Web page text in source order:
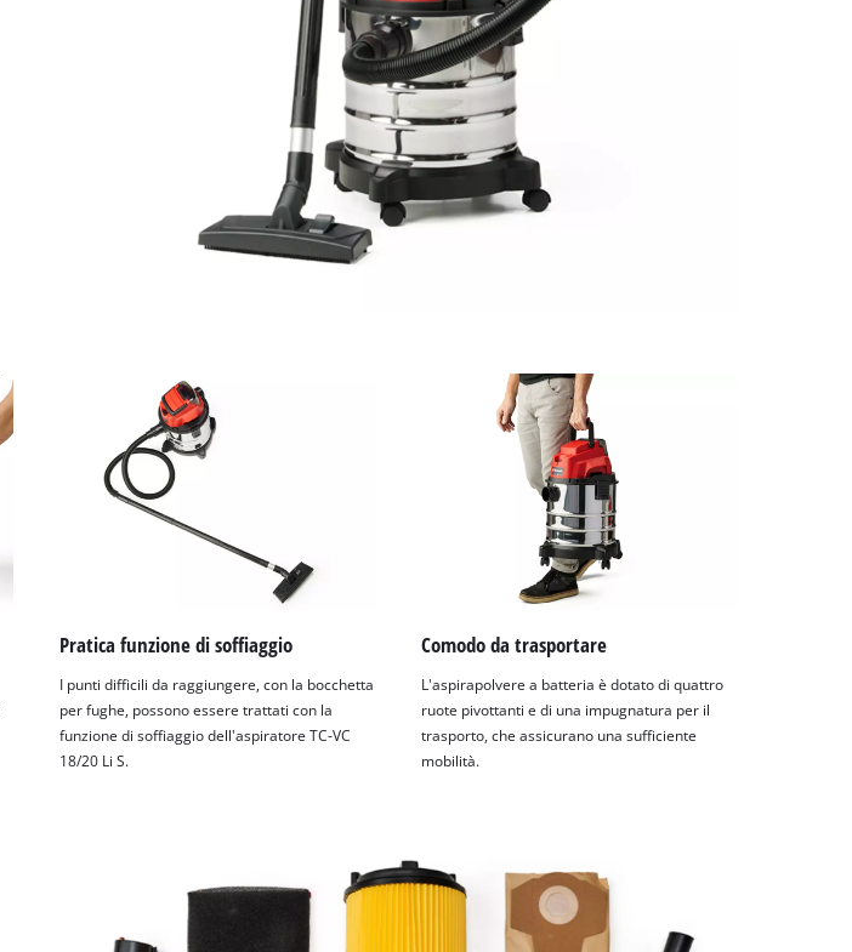
Pratica funzione di soffiaggio
I punti difficili da raggiungere, con la bocchetta
per fughe, possono essere trattati con la
funzione di soffiaggio dell'aspiratore TC-VC
18/20 Li S.
Comodo da trasportare
L'aspirapolvere a batteria è dotato di quattro
ruote pivottanti e di una impugnatura per il
trasporto, che assicurano una sufficiente
mobilità.